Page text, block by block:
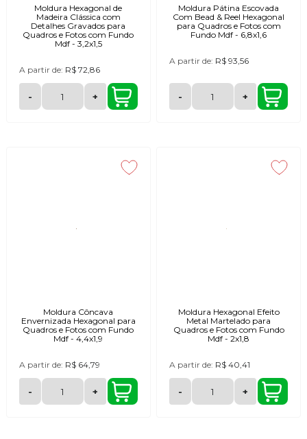
Moldura Hexagonal de
Madeira Clássica com
Detalhes Gravados para
Quadros e Fotos com Fundo
Mdf - 3,2x1,5
A partir de: R$ 72,86
- +
Moldura Pátina Escovada
Com Bead & Reel Hexagonal
para Quadros e Fotos com
Fundo Mdf - 6,8x1,6
A partir de: R$ 93,56
- +
Moldura Côncava
Envernizada Hexagonal para
Quadros e Fotos com Fundo
Mdf - 4,4x1,9
A partir de: R$ 64,79
- +
Moldura Hexagonal Efeito
Metal Martelado para
Quadros e Fotos com Fundo
Mdf - 2x1,8
A partir de: R$ 40,41
- +